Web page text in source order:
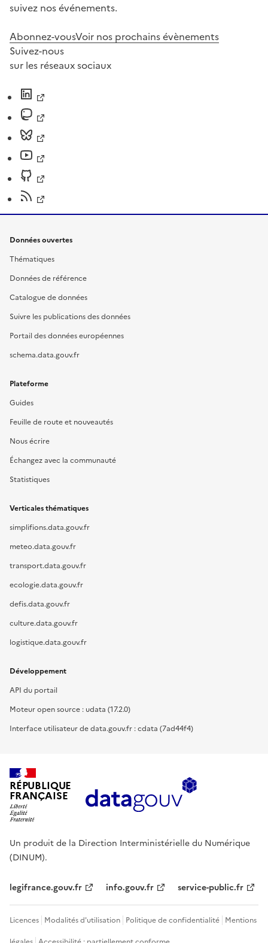
suivez nos événements.
Abonnez-vousVoir nos prochains évènements
Suivez-nous
sur les réseaux sociaux
Données ouvertes
Thématiques
Données de référence
Catalogue de données
Suivre les publications des données
Portail des données européennes
schema.data.gouv.fr
Plateforme
Guides
Feuille de route et nouveautés
Nous écrire
Échangez avec la communauté
Statistiques
Verticales thématiques
simplifions.data.gouv.fr
meteo.data.gouv.fr
transport.data.gouv.fr
ecologie.data.gouv.fr
defis.data.gouv.fr
culture.data.gouv.fr
logistique.data.gouv.fr
Développement
API du portail
Moteur open source : udata (17.2.0)
Interface utilisateur de data.gouv.fr : cdata (7ad44f4)
RÉPUBLIQUE
FRANÇAISE
Un produit de la Direction Interministérielle du Numérique
(DINUM).
legifrance.gouv.fr info.gouv.fr service-public.fr
Licences Modalités d'utilisation Politique de confidentialité Mentions